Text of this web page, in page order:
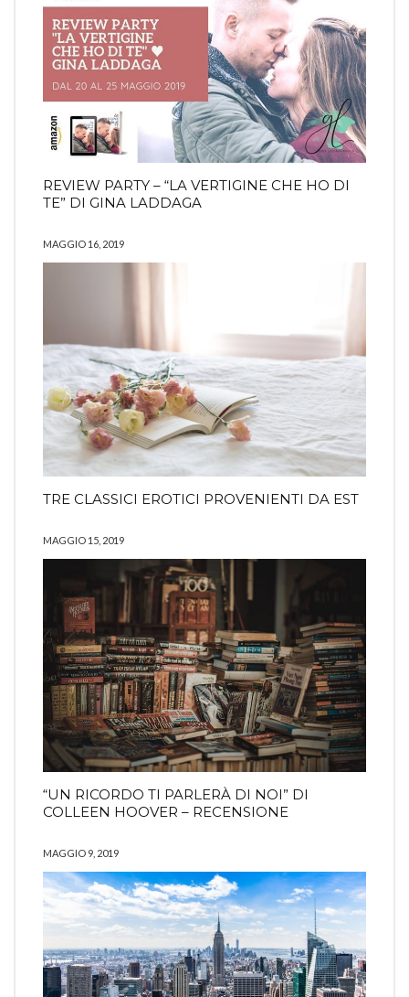
REVIEW PARTY – “LA VERTIGINE CHE HO DI
TE” DI GINA LADDAGA
MAGGIO 16, 2019
TRE CLASSICI EROTICI PROVENIENTI DA EST
MAGGIO 15, 2019
“UN RICORDO TI PARLERÀ DI NOI” DI
COLLEEN HOOVER – RECENSIONE
MAGGIO 9, 2019